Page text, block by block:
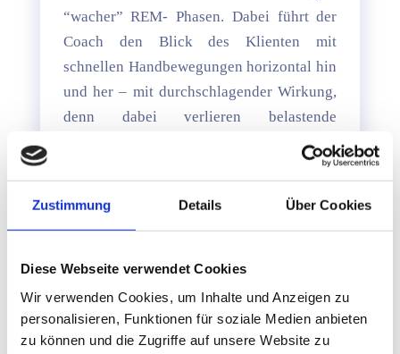
Zustimmung Details Über Cookies
Diese Webseite verwendet Cookies
Wir verwenden Cookies, um Inhalte und Anzeigen zu
personalisieren, Funktionen für soziale Medien anbieten
zu können und die Zugriffe auf unsere Website zu
“wacher” REM- Phasen. Dabei führt der
Coach den Blick des Klienten mit
schnellen Handbewegungen horizontal hin
und her – mit durchschlagender Wirkung,
denn dabei verlieren belastende
Emotionen deutlich an Intensität. Schätzt
der Klient eine belastende Emotion, z. B.
von 0 bis 10 (0 keine Belastung, 10
überschreitet diese hohe Intensität seine
Bewältigungskompetenzen. Nach einer
ein- bis zweiminütigen Anwendung von
wingwave® sinkt die Intensität bereits ab,